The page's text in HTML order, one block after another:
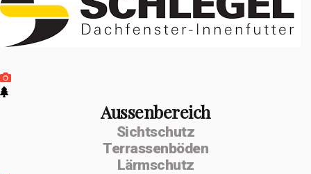
Aussenbereich
Sichtschutz
Terrassenböden
Lärmschutz